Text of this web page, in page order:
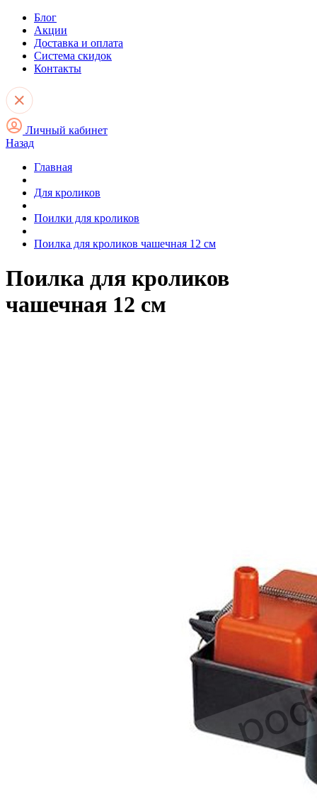
Блог
Акции
Доставка и оплата
Система скидок
Контакты
Личный кабинет
Назад
Главная
Для кроликов
Поилки для кроликов
Поилка для кроликов чашечная 12 см
Поилка для кроликов
чашечная 12 см